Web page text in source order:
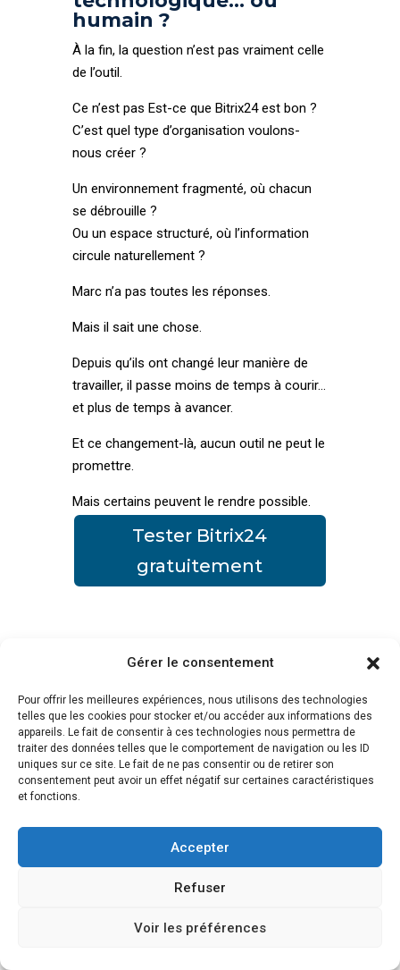
Gérer le consentement
Pour offrir les meilleures expériences, nous utilisons des technologies
telles que les cookies pour stocker et/ou accéder aux informations des
appareils. Le fait de consentir à ces technologies nous permettra de
traiter des données telles que le comportement de navigation ou les ID
uniques sur ce site. Le fait de ne pas consentir ou de retirer son
consentement peut avoir un effet négatif sur certaines caractéristiques
et fonctions.
Accepter
Refuser
Voir les préférences
humain ?
À la fin, la question n’est pas vraiment celle
de l’outil.
Ce n’est pas Est-ce que Bitrix24 est bon ?
C’est quel type d’organisation voulons-
nous créer ?
Un environnement fragmenté, où chacun
se débrouille ?
Ou un espace structuré, où l’information
circule naturellement ?
Marc n’a pas toutes les réponses.
Mais il sait une chose.
Depuis qu’ils ont changé leur manière de
travailler, il passe moins de temps à courir…
et plus de temps à avancer.
Et ce changement-là, aucun outil ne peut le
promettre.
Mais certains peuvent le rendre possible.
Tester Bitrix24
gratuitement
Rechercher
Recent Posts
Bitrix24 : L’outil qui remet de l’ordre dans votre
Divi 5 : test du nouveau builder WordPress,
nouveautés et avis